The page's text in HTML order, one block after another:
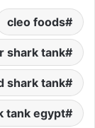
cleo foods
shark tank
shark tank
tank egypt